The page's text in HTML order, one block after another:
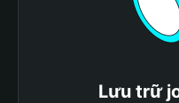
Lưu trữ